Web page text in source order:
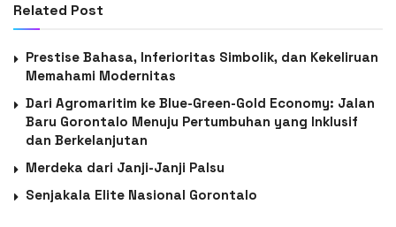
Related Post
Prestise Bahasa, Inferioritas Simbolik, dan Kekeliruan
Memahami Modernitas
Dari Agromaritim ke Blue-Green-Gold Economy: Jalan
Baru Gorontalo Menuju Pertumbuhan yang Inklusif
dan Berkelanjutan
Merdeka dari Janji-Janji Palsu
Senjakala Elite Nasional Gorontalo